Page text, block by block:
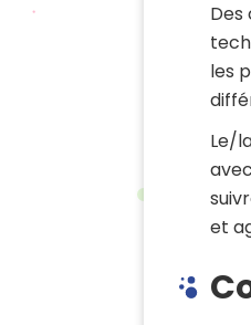
Des
les
Le/
et